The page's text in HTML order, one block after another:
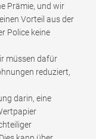
Prämie, und wir
Vorteil aus der
Police keine
müssen dafür
reduziert,
darin, eine